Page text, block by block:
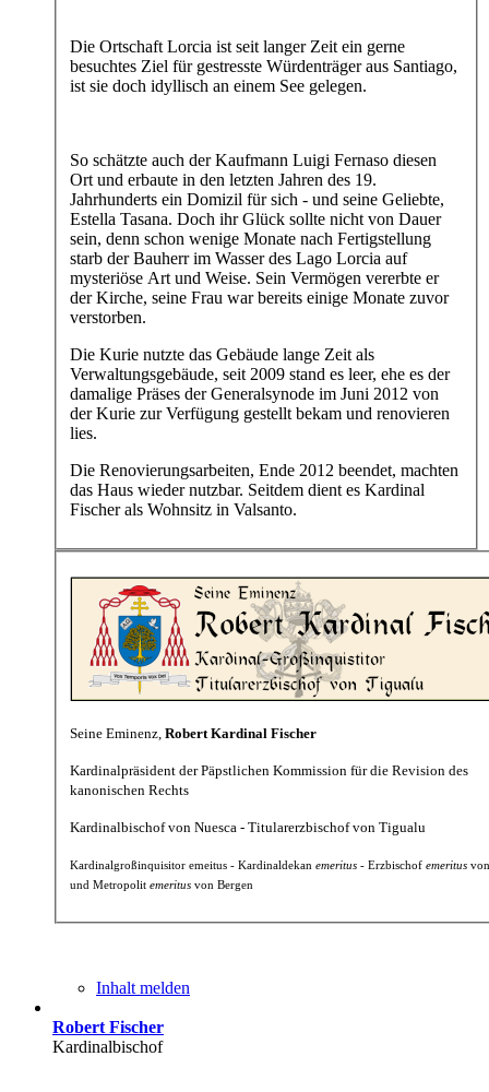
Die Ortschaft Lorcia ist seit langer Zeit ein gerne
besuchtes Ziel für gestresste Würdenträger aus Santiago,
ist sie doch idyllisch an einem See gelegen.
So schätzte auch der Kaufmann Luigi Fernaso diesen
Ort und erbaute in den letzten Jahren des 19.
Jahrhunderts ein Domizil für sich - und seine Geliebte,
Estella Tasana. Doch ihr Glück sollte nicht von Dauer
sein, denn schon wenige Monate nach Fertigstellung
starb der Bauherr im Wasser des Lago Lorcia auf
mysteriöse Art und Weise. Sein Vermögen vererbte er
der Kirche, seine Frau war bereits einige Monate zuvor
verstorben.
Die Kurie nutzte das Gebäude lange Zeit als
Verwaltungsgebäude, seit 2009 stand es leer, ehe es der
damalige Präses der Generalsynode im Juni 2012 von
der Kurie zur Verfügung gestellt bekam und renovieren
lies.
Die Renovierungsarbeiten, Ende 2012 beendet, machten
das Haus wieder nutzbar. Seitdem dient es Kardinal
Fischer als Wohnsitz in Valsanto.
Seine Eminenz, Robert Kardinal Fischer
Kardinalpräsident der Päpstlichen Kommission für die Revision des
kanonischen Rechts
Kardinalbischof von Nuesca - Titularerzbischof von Tigualu
Kardinalgroßinquisitor emeitus - Kardinaldekan emeritus - Erzbischof emeritus
und Metropolit emeritus von Bergen
Inhalt melden
Robert Fischer
Kardinalbischof